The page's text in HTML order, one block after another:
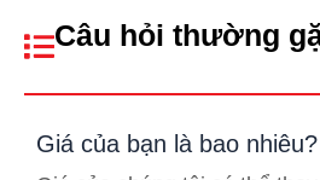
Câu hỏi thường
Giá của bạn là bao nhiêu?